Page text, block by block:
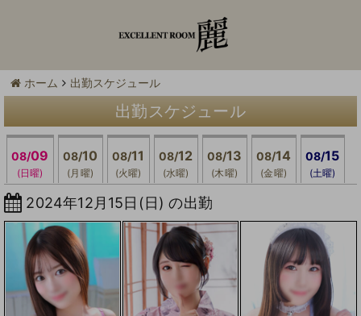
ホーム 出勤スケジュール
出勤スケジュール
08/09
(日曜)
08/10
(月曜)
08/11
(火曜)
08/12
(水曜)
08/13
(木曜)
08/14
(金曜)
08/15
(土曜)
2024年12月15日(日) の出勤